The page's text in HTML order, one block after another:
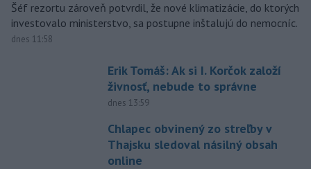
Šéf rezortu zároveň potvrdil, že nové klimatizácie, do ktorých
investovalo ministerstvo, sa postupne inštalujú do nemocníc.
dnes 11:58
Erik Tomáš: Ak si I. Korčok založí
živnosť, nebude to správne
dnes 13:59
Chlapec obvinený zo streľby v
Thajsku sledoval násilný obsah
online